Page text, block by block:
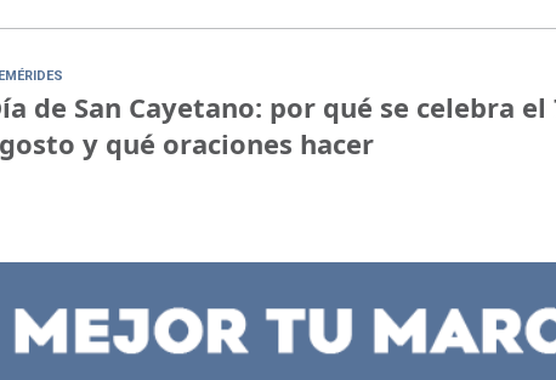
de San Cayetano: por qué se celebra el
y qué oraciones hacer